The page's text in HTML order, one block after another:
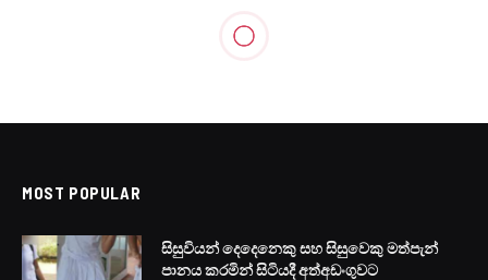
MOST POPULAR
සිසුවියන් දෙදෙනෙකු සහ සිසුවෙකු මත්පැන්
පානය කරමින් සිටියදී අත්අඩංගුවට